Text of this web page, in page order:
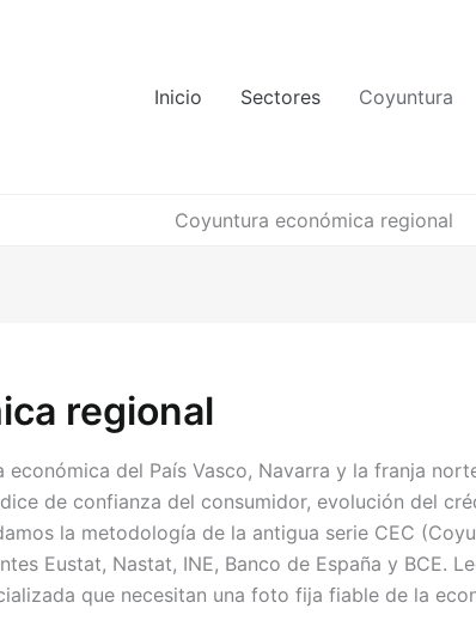
Inicio Sectores Coyuntura
Coyuntura económica regional
regional
del País Vasco, Navarra y la franja
de confianza del consumidor, evolución del
la metodología de la antigua serie CEC
Eustat, Nastat, INE, Banco de España y BCE.
que necesitan una foto fija fiable de la